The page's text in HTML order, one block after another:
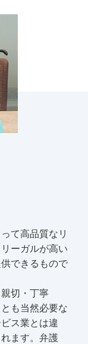
て高品質なリ
ーガルが高い
できるもので
切・丁寧
も当然必要な
ス業とは違
ます。弁護